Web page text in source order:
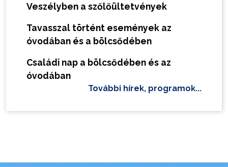
Veszélyben a szőlőültetvények
Tavasszal történt események az
óvodában és a bölcsődében
Családi nap a bölcsődében és az
óvodában
További hírek, programok...